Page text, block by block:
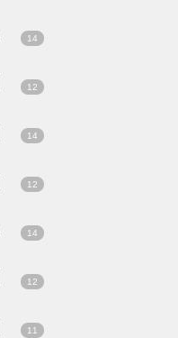
14
12
14
12
14
12
11